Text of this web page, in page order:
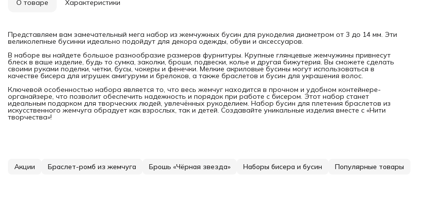
О товаре Характеристики
Представляем вам замечательный мега набор из жемчужных бусин для рукоделия диаметром от 3 до 14 мм. Эти
великолепные бусинки идеально подойдут для декора одежды, обуви и аксессуаров.
В наборе вы найдете большое разнообразие размеров фурнитуры. Крупные глянцевые жемчужины привнесут
блеск в ваше изделие, будь то сумка, заколки, броши, подвески, колье и другая бижутерия. Вы сможете сделать
своими руками поделки, четки, бусы, чокеры и фенечки. Мелкие акриловые бусины могут использоваться в
качестве бисера для игрушек амигуруми и брелоков, а также браслетов и бусин для украшения волос.
Ключевой особенностью набора является то, что весь жемчуг находится в прочном и удобном контейнере-
органайзере, что позволит обеспечить надежность и порядок при работе с бисером. Этот набор станет
идеальным подарком для творческих людей, увлечённых рукоделием. Набор бусин для плетения браслетов из
искусственного жемчуга обрадует как взрослых, так и детей. Создавайте уникальные изделия вместе с «Нити
творчества»!
Акции Браслет-ромб из жемчуга Брошь «Чёрная звезда» Наборы бисера и бусин Популярные товары